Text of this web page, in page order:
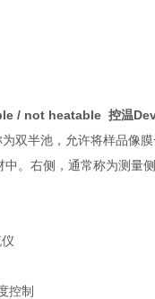
/ not heatable 控温
双半池，允许将样品像
。右侧，通常称为测量
控制